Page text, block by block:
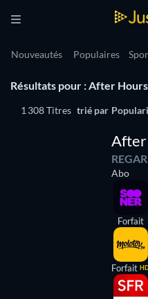
Nouveautés Populaires
Résultats pour : After Hours
1 308 Titres trié par
Abo
Forfait
Forfait